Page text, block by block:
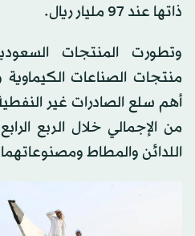
ذاتها عند 97 مليار ريال.
وتطورت المنتجات
منتجات الصناعات
من الإجمالي خلال الربع
اللدائن والمطاط